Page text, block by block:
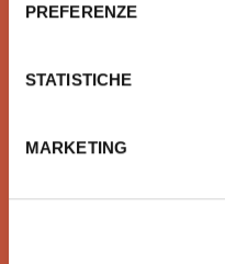
PREFERENZE
STATISTICHE
MARKETING
marche in linea con le